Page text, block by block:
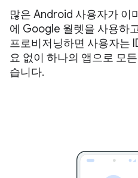
많은 Android 사용자가 이
에 Google 월렛을 사용하
프로비저닝하면 사용자는
요 없이 하나의 앱으로 모
습니다.